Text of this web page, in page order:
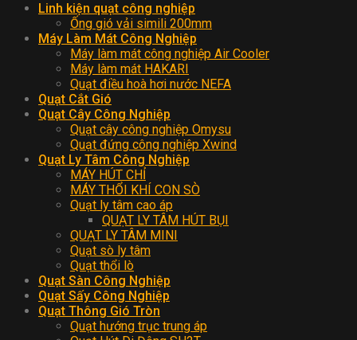
Linh kiện quạt công nghiệp
Ống gió vải simili 200mm
Máy Làm Mát Công Nghiệp
Máy làm mát công nghiệp Air Cooler
Máy làm mát HAKARI
Quạt điều hoà hơi nước NEFA
Quạt Cắt Gió
Quạt Cây Công Nghiệp
Quạt cây công nghiệp Omysu
Quạt đứng công nghiệp Xwind
Quạt Ly Tâm Công Nghiệp
MÁY HÚT CHỈ
MÁY THỔI KHÍ CON SÒ
Quạt ly tâm cao áp
QUẠT LY TÂM HÚT BỤI
QUẠT LY TÂM MINI
Quạt sò ly tâm
Quạt thổi lò
Quạt Sàn Công Nghiệp
Quạt Sấy Công Nghiệp
Quạt Thông Gió Tròn
Quạt hướng trục trung áp